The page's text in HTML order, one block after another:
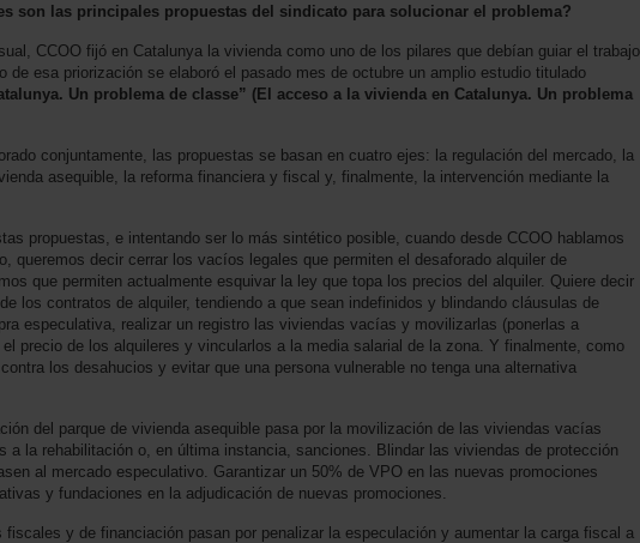
son las principales propuestas del sindicato para solucionar el problema?
CCOO fijó en Catalunya la vivienda como uno de los pilares que debían guiar el trabajo
de esa priorización se elaboró el pasado mes de octubre un amplio estudio titulado
Un problema de classe” (El acceso a la vivienda en Catalunya. Un problema
conjuntamente, las propuestas se basan en cuatro ejes: la regulación del mercado, la
asequible, la reforma financiera y fiscal y, finalmente, la intervención mediante la
propuestas, e intentando ser lo más sintético posible, cuando desde CCOO hablamos
queremos decir cerrar los vacíos legales que permiten el desaforado alquiler de
que permiten actualmente esquivar la ley que topa los precios del alquiler. Quiere decir
los contratos de alquiler, tendiendo a que sean indefinidos y blindando cláusulas de
especulativa, realizar un registro las viviendas vacías y movilizarlas (ponerlas a
precio de los alquileres y vincularlos a la media salarial de la zona. Y finalmente, como
los desahucios y evitar que una persona vulnerable no tenga una alternativa
del parque de vivienda asequible pasa por la movilización de las viviendas vacías
a la rehabilitación o, en última instancia, sanciones. Blindar las viviendas de protección
al mercado especulativo. Garantizar un 50% de VPO en las nuevas promociones
y fundaciones en la adjudicación de nuevas promociones.
fiscales y de financiación pasan por penalizar la especulación y aumentar la carga fiscal a